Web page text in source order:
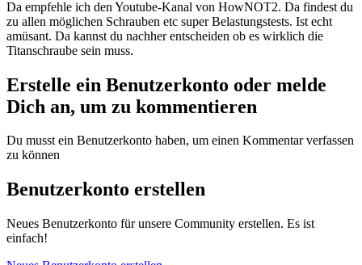
Da empfehle ich den Youtube-Kanal von HowNOT2. Da findest du
zu allen möglichen Schrauben etc super Belastungstests. Ist echt
amüsant. Da kannst du nachher entscheiden ob es wirklich die
Titanschraube sein muss.
Erstelle ein Benutzerkonto oder melde
Dich an, um zu kommentieren
Du musst ein Benutzerkonto haben, um einen Kommentar verfassen
zu können
Benutzerkonto erstellen
Neues Benutzerkonto für unsere Community erstellen. Es ist
einfach!